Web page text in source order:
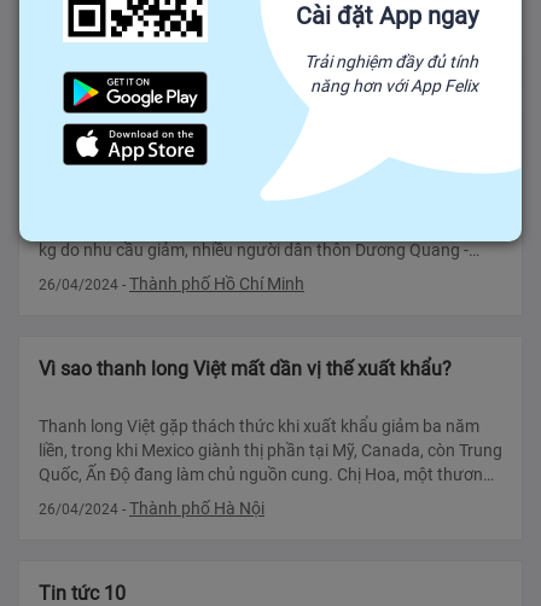
đem lại nhiều lợi ích cho sức khỏe con người. Cùng khám phá
Nông dân đổ củ đậu cho bò vì giá chạm đáy
Thứ tư, 13/12/2023, 08:05 (GMT+7) Nông dân đổ củ đậu cho
kg do nhu cầu giảm, nhiều người dân thôn Dương Quang -
vùng chuyên canh lớn nhất tỉnh -
26/04/2024 - Thành phố Hồ Chí Minh
Vì sao thanh long Việt mất dần vị thế xuất khẩu?
Thanh long Việt gặp thách thức khi xuất khẩu giảm ba năm
liền, trong khi Mexico giành thị phần tại Mỹ, Canada, còn Trung
Quốc, Ấn Độ đang làm chủ nguồn cung. Chị Hoa, một thương
lái chuyên thu mua thanh long
26/04/2024 - Thành phố Hà Nội
Tin tức 10
Cài đặt App ngay
Trải nghiệm đầy đủ tính
năng hơn với App Felix